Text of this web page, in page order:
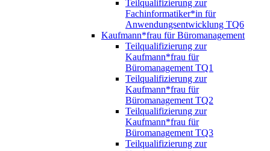
Teilqualifizierung zur
Fachinformatiker*in für
Anwendungsentwicklung TQ6
Kaufmann*frau für Büromanagement
Teilqualifizierung zur
Kaufmann*frau für
Büromanagement TQ1
Teilqualifizierung zur
Kaufmann*frau für
Büromanagement TQ2
Teilqualifizierung zur
Kaufmann*frau für
Büromanagement TQ3
Teilqualifizierung zur